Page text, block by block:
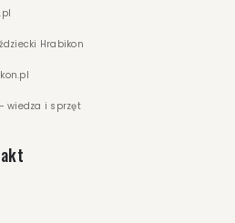
Hrabikon
wiedza i sprzęt